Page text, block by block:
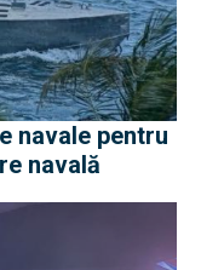
navale pentru
navală